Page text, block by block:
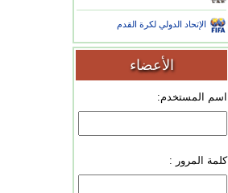
الإتحاد الدولي لكرة القدم
الأعضاء
اسم المستخدم:
كلمة المرور :